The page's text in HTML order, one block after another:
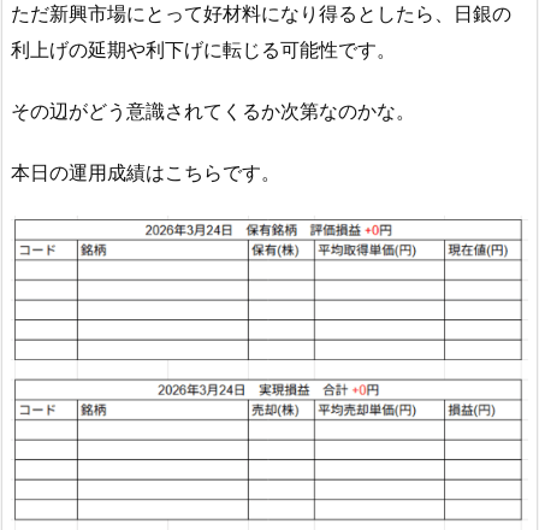
ただ新興市場にとって好材料になり得るとしたら、日銀の
利上げの延期や利下げに転じる可能性です。
その辺がどう意識されてくるか次第なのかな。
本日の運用成績はこちらです。